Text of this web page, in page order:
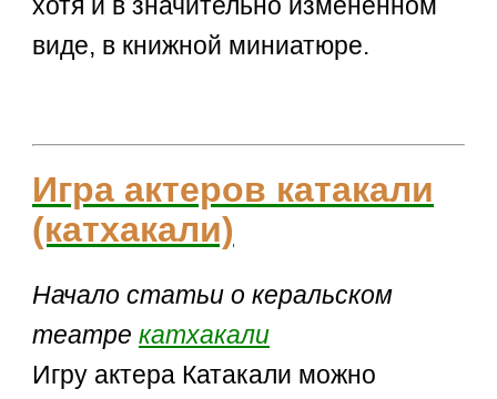
виде, в книжной миниатюре.
Игра актеров катакали
(катхакали)
Начало статьи о керальском
театрекатхакали
Игру актера Катакали можно